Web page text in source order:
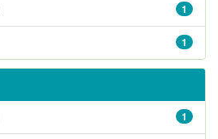
1
1
1